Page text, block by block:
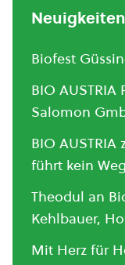
Neuigkeiten
Biofest
BIO
Salomon
BIO
führt kein
Theodul an
Kehlbauer,
Mit Herz für